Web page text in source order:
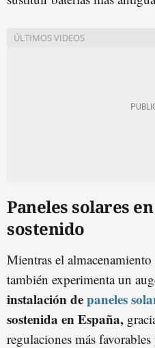
Paneles solares
sostenido
Mientras el
también experimenta un
instalación depaneles
sostenida en España,
regulaciones más